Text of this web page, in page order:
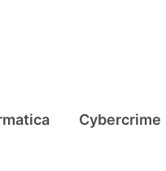
Cybercrime